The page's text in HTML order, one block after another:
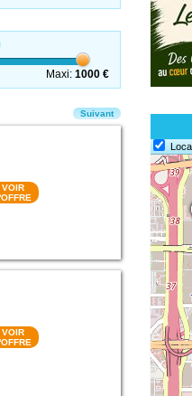
Maxi:1000 €
VOIR
VOIR
Suivant